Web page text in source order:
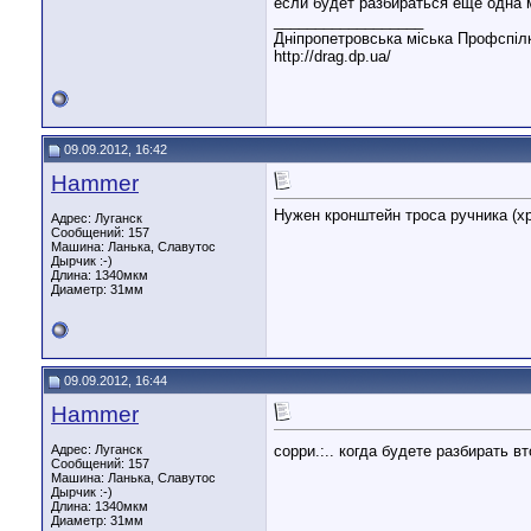
Дніпропетровська міська
http://drag.dp.ua/
09.09.2012, 16:42
Hammer
Адрес: Луганск
Сообщений: 157
Машина: Ланька, Славутос
Дырчик :-)
Длина: 1340мкм
Диаметр: 31мм
Нужен кронштейн троса ручника
09.09.2012, 16:44
Hammer
Адрес: Луганск
Сообщений: 157
Машина: Ланька, Славутос
Дырчик :-)
Длина: 1340мкм
Диаметр: 31мм
сорри.:.. когда будете разбирать